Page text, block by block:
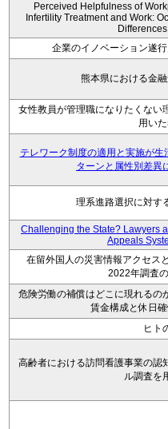
Perceived Helpfulness of
Infertility Treatment and Work:
企業のイノベーション遂
熊本県における金
女性教員が管理職になりたくない
用い
テレワーク制度の適用と実施が
ターンと属性別差異
理系進路選択に対す
Challenging the State? Lawyers
Appeals
在留外国人の災害情報アクセス
2022年調査
危険労働の補償はどこに現れる
賃金構成と休日
ヒト
高齢者における訪問看護事業の認
ル調査を